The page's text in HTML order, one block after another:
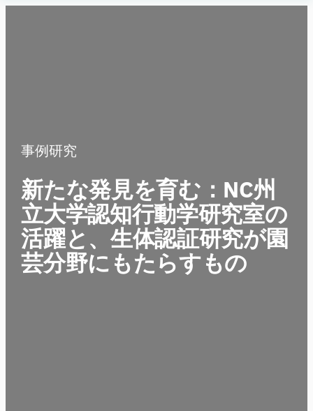
事例研究
新たな発見を育む：NC州
立大学認知行動学研究室の
活躍と、生体認証研究が園
芸分野にもたらすもの